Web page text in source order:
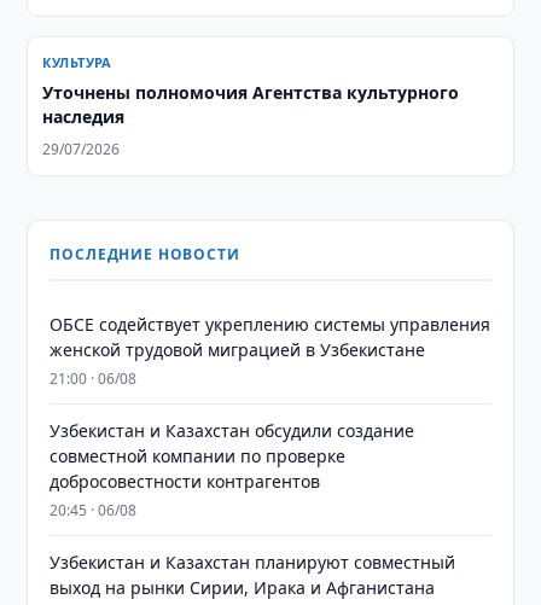
КУЛЬТУРА
Уточнены полномочия Агентства культурного
наследия
29/07/2026
ПОСЛЕДНИЕ НОВОСТИ
ОБСЕ содействует укреплению системы управления
женской трудовой миграцией в Узбекистане
21:00 · 06/08
Узбекистан и Казахстан обсудили создание
совместной компании по проверке
добросовестности контрагентов
20:45 · 06/08
Узбекистан и Казахстан планируют совместный
выход на рынки Сирии, Ирака и Афганистана